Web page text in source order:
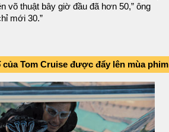
võ thuật bây giờ đầu đã hơn 50,” ông
mới 30.”
của Tom Cruise được đẩy lên mùa